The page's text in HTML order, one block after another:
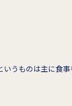
いうものは主に食